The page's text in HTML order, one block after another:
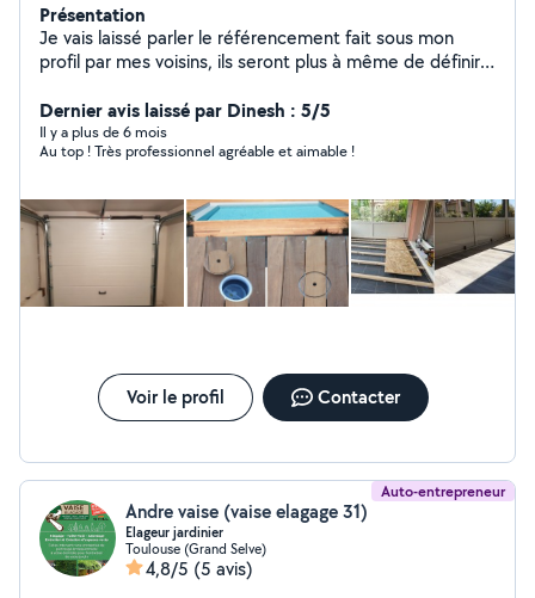
Présentation
Je vais laissé parler le référencement fait sous mon
profil par mes voisins, ils seront plus à même de définir
Perfectionniste dans l'âme, mais sait être à l'écoute des
objectifs.
Dernier avis laissé par Dinesh : 5/5
Il y a plus de 6 mois
Au top ! Très professionnel agréable et aimable !
Voir le profil Contacter
Auto-entrepreneur
Andre vaise (vaise elagage 31)
Elageur jardinier
Toulouse (Grand Selve)
4,8/5 (5 avis)